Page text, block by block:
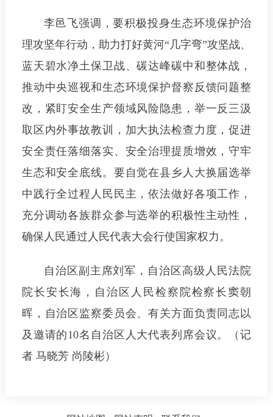
李邑飞强调，要积极投身生态环境保护治
理攻坚年行动，助力打好黄河“几字弯”攻坚战、
蓝天碧水净土保卫战、碳达峰碳中和整体战，
推动中央巡视和生态环境保护督察反馈问题整
改，紧盯安全生产领域风险隐患，举一反三汲
取区内外事故教训，加大执法检查力度，促进
安全责任落细落实、安全治理提质增效，守牢
生态和安全底线。要自觉在县乡人大换届选举
中践行全过程人民民主，依法做好各项工作，
充分调动各族群众参与选举的积极性主动性，
确保人民通过人民代表大会行使国家权力。
自治区副主席刘军，自治区高级人民法院
院长安长海，自治区人民检察院检察长窦朝
晖，自治区监察委员会、有关方面负责同志以
及邀请的10名自治区人大代表列席会议。（记
者 马晓芳 尚陵彬）